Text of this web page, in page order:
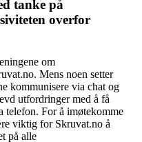
tanke på
overfor
om
Mens noen setter
kommunisere via chat og
utfordringer med å få
telefon. For å imøtekomme
viktig for Skruvat.no å
på alle